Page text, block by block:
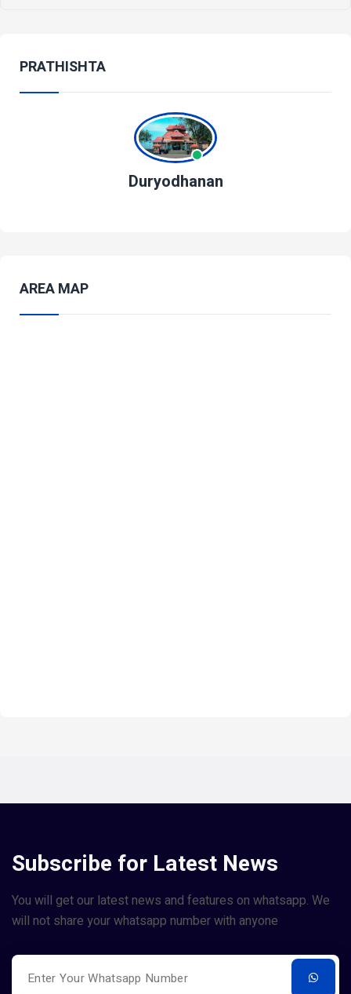
PRATHISHTA
Duryodhanan
AREA MAP
Subscribe for Latest News
You will get our latest news and features on whatsapp. We
will not share your whatsapp number with anyone